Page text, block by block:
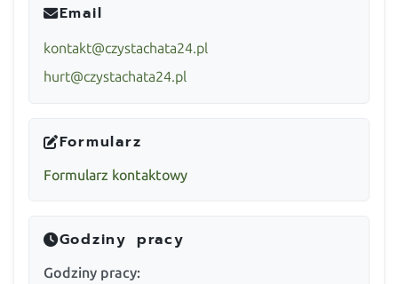
Email
kontakt@czystachata24.pl
hurt@czystachata24.pl
Formularz
Formularz kontaktowy
Godziny pracy
Godziny pracy: